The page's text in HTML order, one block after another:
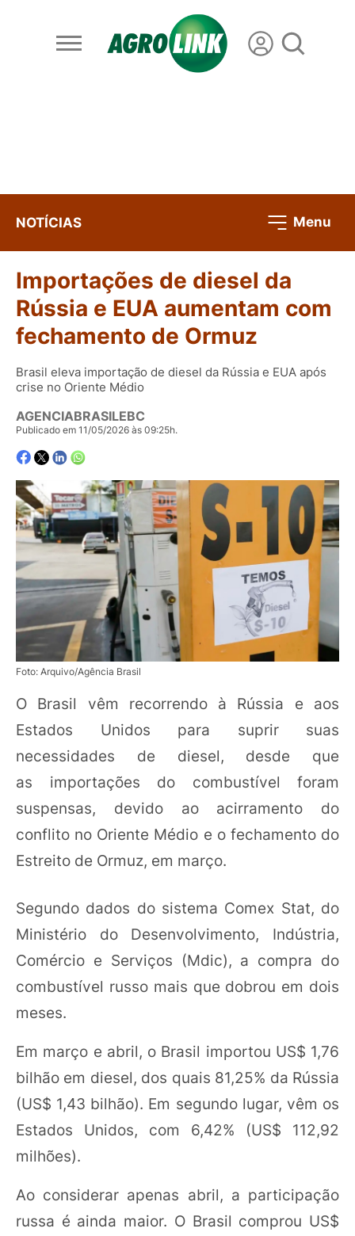
NOTÍCIAS Menu
Importações de diesel da
Rússia e EUA aumentam com
fechamento de Ormuz
Brasil eleva importação de diesel da Rússia e EUA após
crise no Oriente Médio
AGENCIABRASILEBC
Publicado em 11/05/2026 às 09:25h.
Foto: Arquivo/Agência Brasil
O Brasil vêm recorrendo à Rússia e aos
Estados Unidos para suprir suas
necessidades de diesel, desde que
as importações do combustível foram
suspensas, devido ao acirramento do
conflito no Oriente Médio e o fechamento do
Estreito de Ormuz, em março.
Segundo dados do sistema Comex Stat, do
Ministério do Desenvolvimento, Indústria,
Comércio e Serviços (Mdic), a compra do
combustível russo mais que dobrou em dois
meses.
Em março e abril, o Brasil importou US$ 1,76
bilhão em diesel, dos quais 81,25% da Rússia
(US$ 1,43 bilhão). Em segundo lugar, vêm os
Estados Unidos, com 6,42% (US$ 112,92
milhões).
Ao considerar apenas abril, a participação
russa é ainda maior. O Brasil comprou US$